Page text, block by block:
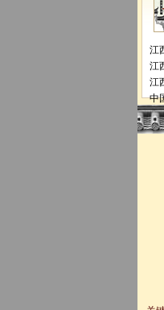
江
江
江
中